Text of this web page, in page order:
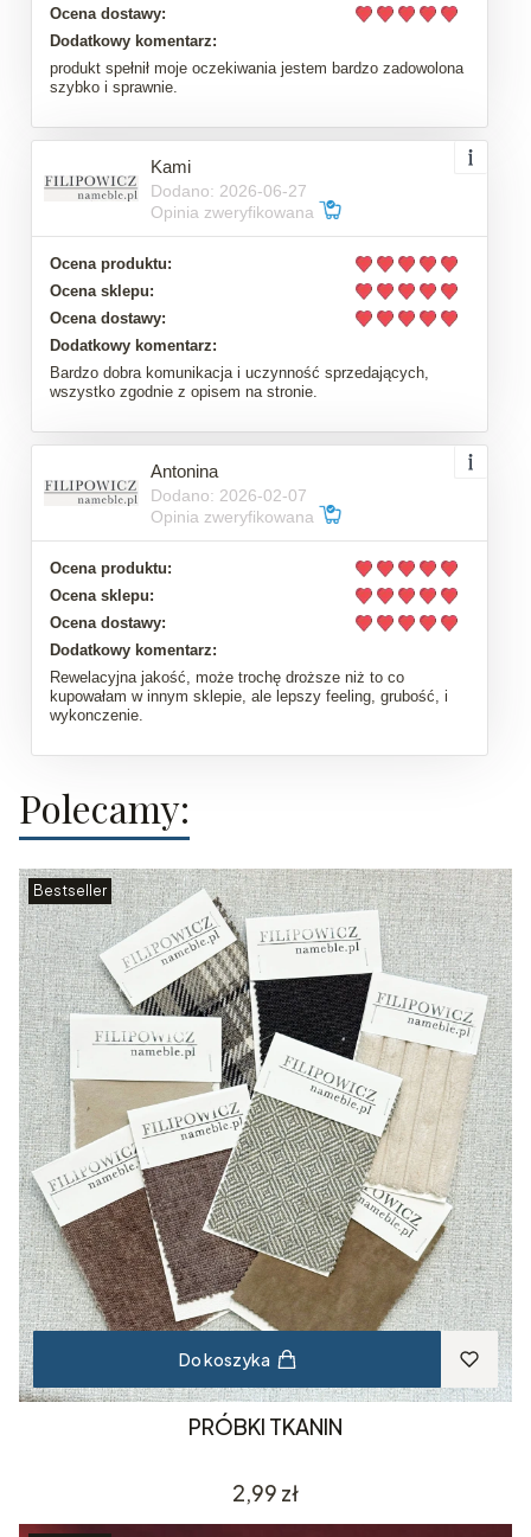
Ocena dostawy:
Dodatkowy komentarz:
produkt spełnił moje oczekiwania jestem bardzo zadowolona
szybko i sprawnie.
Kami
Dodano: 2026-06-27
Opinia zweryfikowana
Ocena produktu:
Ocena sklepu:
Ocena dostawy:
Dodatkowy komentarz:
Bardzo dobra komunikacja i uczynność sprzedających,
wszystko zgodnie z opisem na stronie.
Antonina
Dodano: 2026-02-07
Opinia zweryfikowana
Ocena produktu:
Ocena sklepu:
Ocena dostawy:
Dodatkowy komentarz:
Rewelacyjna jakość, może trochę droższe niż to co
kupowałam w innym sklepie, ale lepszy feeling, grubość, i
wykonczenie.
Polecamy:
Bestseller
Do koszyka
PRÓBKI TKANIN
Cena
2,99 zł